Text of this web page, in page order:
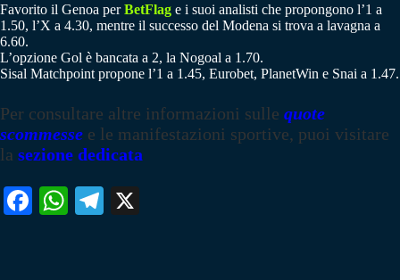
Favorito il Genoa perBetFlag e i suoi analisti che propongono l’1 a
1.50, l’X a 4.30, mentre il successo del Modena si trova a lavagna a
6.60.
L’opzione Gol è bancata a 2, la Nogoal a 1.70.
Sisal Matchpoint propone l’1 a 1.45, Eurobet, PlanetWin e Snai a 1.47.
Per consultare altre informazioni sulle quote
scommesse e le manifestazioni sportive, puoi visitare
la sezione dedicata
Fa W
Te